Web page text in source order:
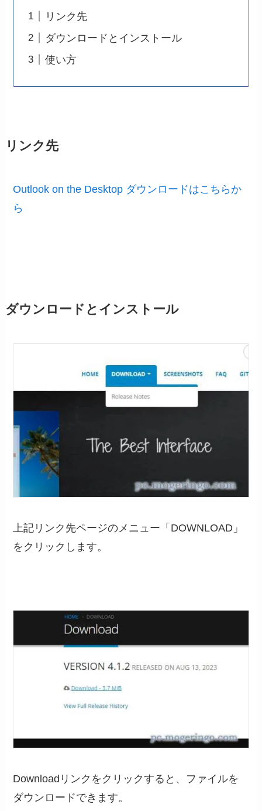
リンク先
ダウンロードとインストール
使い方
リンク先
Outlook on the Desktop ダウンロードはこちらか
ら
ダウンロードとインストール
上記リンク先ページのメニュー「DOWNLOAD」
をクリックします。
Downloadリンクをクリックすると、ファイルを
ダウンロードできます。